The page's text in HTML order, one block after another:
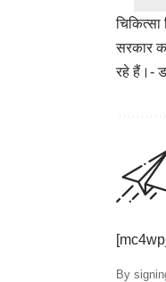
सरकार
रहे हैं।-
By